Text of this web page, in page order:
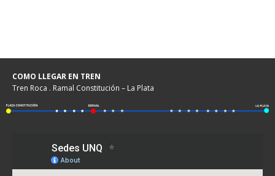
COMO LLEGAR EN TREN
Tren Roca . Ramal Constitución – La Plata